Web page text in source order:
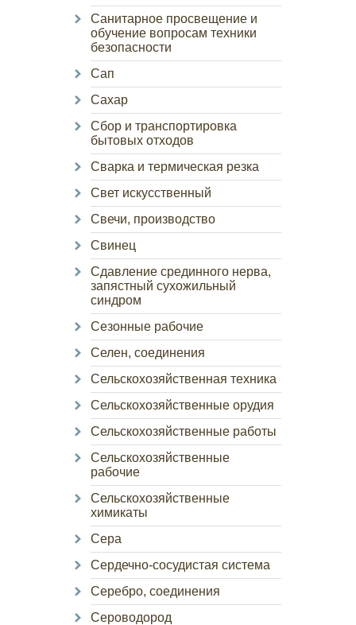
Санитарное просвещение и
обучение вопросам техники
безопасности
Сап
Сахар
Сбор и транспортировка
бытовых отходов
Сварка и термическая резка
Свет искусственный
Свечи, производство
Свинец
Сдавление срединного нерва,
запястный сухожильный
синдром
Сезонные рабочие
Селен, соединения
Сельскохозяйственная техника
Сельскохозяйственные орудия
Сельскохозяйственные работы
Сельскохозяйственные
рабочие
Сельскохозяйственные
химикаты
Сера
Сердечно-сосудистая система
Серебро, соединения
Сероводород